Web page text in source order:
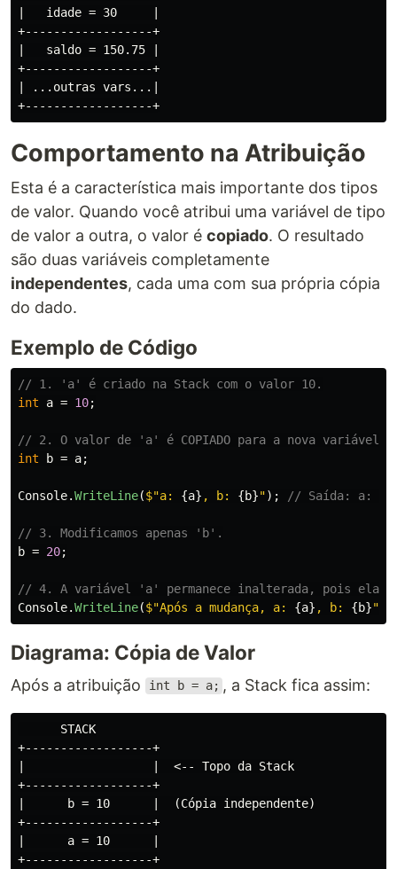
|   idade = 30     |
+------------------+
|   saldo = 150.75 |
+------------------+
| ...outras vars...|
Comportamento na Atribuição
Esta é a característica mais importante dos tipos
de valor. Quando você atribui uma variável de tipo
de valor a outra, o valor é copiado. O resultado
são duas variáveis completamente
independentes, cada uma com sua própria cópia
do dado.
Exemplo de Código
// 1. 'a' é criado na Stack com o valor 10.
int
a = 10;
// 2. O valor de 'a' é COPIADO para a nova variável
int
b = a;
Console.WriteLine($"a: {a} , b: {b}"); // Saída: a:
// 3. Modificamos apenas 'b'.
b = 20;
// 4. A variável 'a' permanece inalterada, pois elas
Console.WriteLine($"Após a mudança, a: {a} , b: {b}"
Diagrama: Cópia de Valor
Após a atribuição int b = a; , a Stack fica assim:
      STACK
+------------------+
|                  |  <-- Topo da Stack
+------------------+
|      b = 10      |  (Cópia independente)
+------------------+
|      a = 10      |
+------------------+